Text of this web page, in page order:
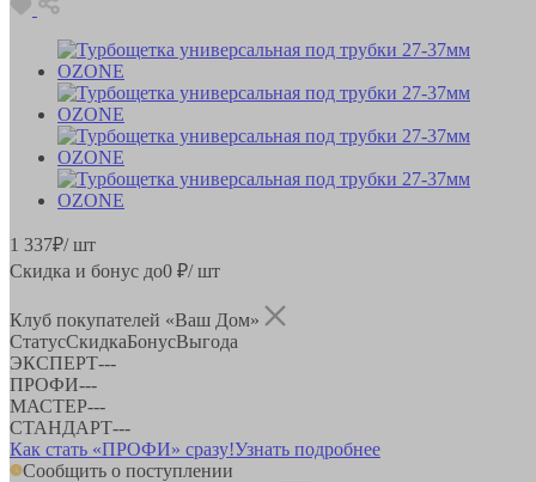
1 337₽/ шт
Скидка и бонус до0 ₽/ шт
Клуб покупателей «Ваш Дом»
СтатусСкидкаБонусВыгода
ЭКСПЕРТ---
ПРОФИ---
МАСТЕР---
СТАНДАРТ---
Как стать «ПРОФИ» сразу!Узнать подробнее
Сообщить о поступлении